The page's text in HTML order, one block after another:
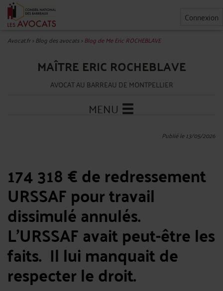
Connexion
Avocat.fr>Blog des avocats>Blog de Me Eric ROCHEBLAVE
MAÎTRE ERIC ROCHEBLAVE
AVOCAT AU BARREAU DE MONTPELLIER
MENU
Publié le 13/05/2026
174 318 € de redressement
URSSAF pour travail
dissimulé annulés.
L'URSSAF avait peut-être les
faits. Il lui manquait de
respecter le droit.